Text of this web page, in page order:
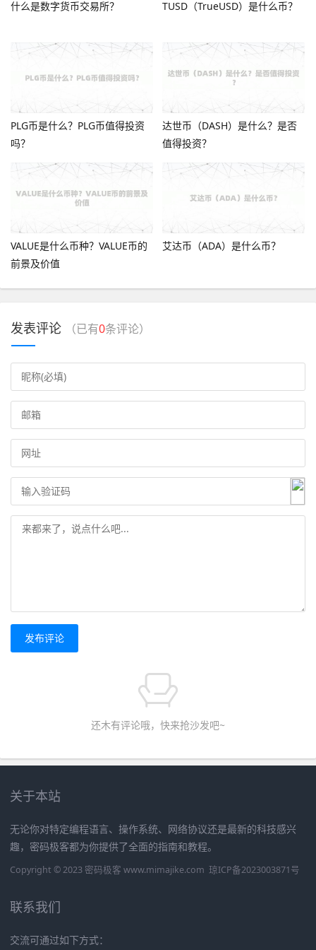
什么是数字货币交易所？ TUSD（TrueUSD）是什么币？
PLG币是什么？PLG币值得投资
吗？
达世币（DASH）是什么？是否
值得投资？
VALUE是什么币种？VALUE币的
前景及价值
艾达币（ADA）是什么币？
发表评论 （已有0条评论）
发布评论
还木有评论哦，快来抢沙发吧~
关于本站
无论你对特定编程语言、操作系统、网络协议还是最新的科技感兴
趣，密码极客都为你提供了全面的指南和教程。
Copyright © 2023 密码极客 www.mimajike.com 琼ICP备2023003871号
联系我们
交流可通过如下方式：